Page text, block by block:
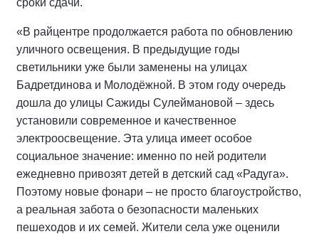
сроки сдачи.
«В райцентре продолжается работа по обновлению
уличного освещения. В предыдущие годы
светильники уже были заменены на улицах
Бадретдинова и Молодёжной. В этом году очередь
дошла до улицы Сажиды Сулеймановой – здесь
установили современное и качественное
электроосвещение. Эта улица имеет особое
социальное значение: именно по ней родители
ежедневно привозят детей в детский сад «Радуга».
Поэтому новые фонари – не просто благоустройство,
а реальная забота о безопасности маленьких
пешеходов и их семей. Жители села уже оценили